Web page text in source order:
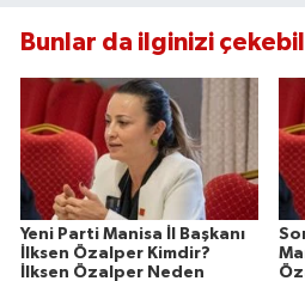
Bunlar da ilginizi
Yeni Parti Manisa İl Başkanı
İlksen Özalper Kimdir?
İlksen Özalper Neden